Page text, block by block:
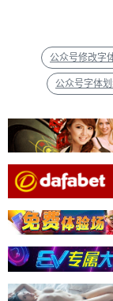
公众号修改字
公众号字体